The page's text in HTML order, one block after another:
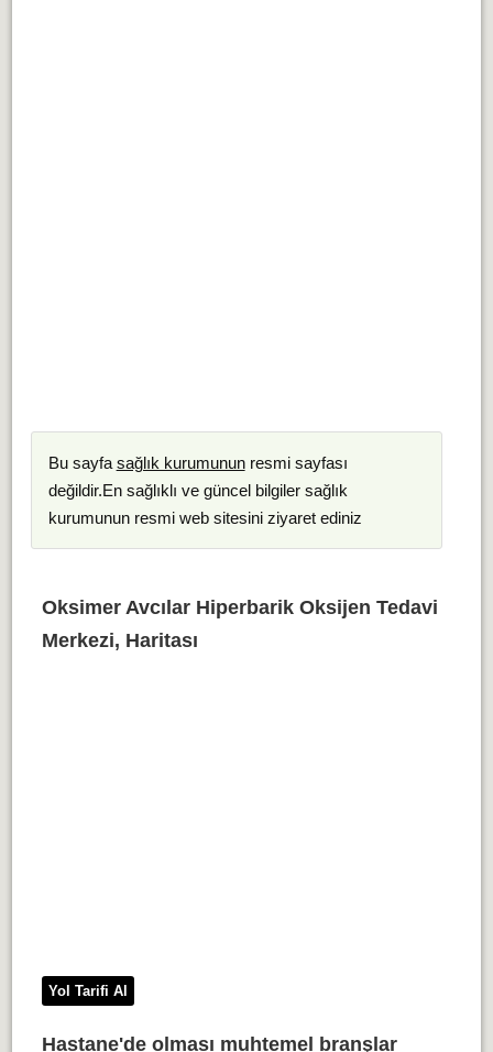
Bu sayfa sağlık kurumununresmi sayfası
değildir.En sağlıklı ve güncel bilgiler sağlık
kurumunun resmi web sitesini ziyaret ediniz
Oksimer Avcılar Hiperbarik Oksijen Tedavi
Merkezi, Haritası
Yol Tarifi Al
Hastane'de olması muhtemel branşlar